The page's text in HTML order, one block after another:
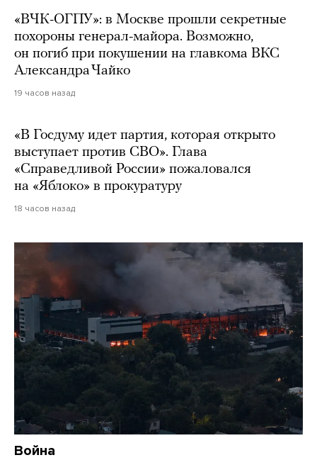
«ВЧК-ОГПУ»: в Москве прошли секретные
похороны генерал-майора. Возможно,
он погиб при покушении на главкома ВКС
Александра Чайко
19 часов назад
«В Госдуму идет партия, которая открыто
выступает против СВО». Глава
«Справедливой России» пожаловался
на «Яблоко» в прокуратуру
18 часов назад
Война